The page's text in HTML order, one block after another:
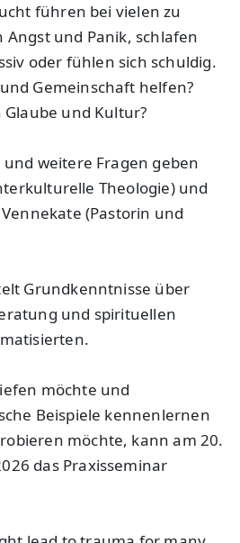
führen bei vielen zu
Angst und Panik, schlafen
oder fühlen sich schuldig.
Gemeinschaft helfen?
Glaube und Kultur?
weitere Fragen geben
Theologie) und
(Pastorin und
Grundkenntnisse über
und spirituellen
möchte und
Beispiele kennenlernen
möchte, kann am 20.
das Praxisseminar